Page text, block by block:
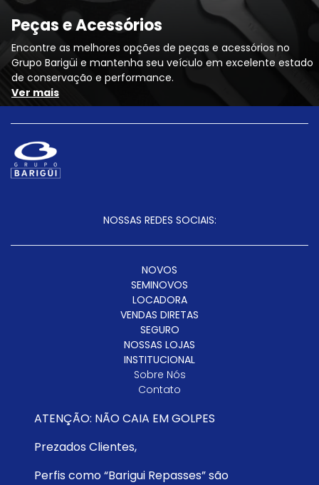
Peças e Acessórios
Encontre as melhores opções de peças e acessórios no
Grupo Barigüi e mantenha seu veículo em excelente estado
de conservação e performance.
Ver mais
ATENÇÃO: NÃO CAIA EM GOLPES
Prezados Clientes,
Perfis como “Barigui Repasses” são
NOSSAS REDES SOCIAIS:
NOVOS
SEMINOVOS
LOCADORA
VENDAS DIRETAS
SEGURO
NOSSAS LOJAS
INSTITUCIONAL
Sobre Nós
Contato
Instituto Barigüi
INSTITUTO BARIGÜI